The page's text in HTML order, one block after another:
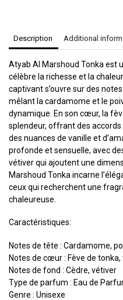
Description Additional
Atyab Al Marshoud Tonka est
célèbre la richesse et la
captivant s’ouvre sur des
mêlant la cardamome et le
dynamique. En son cœur, la
splendeur, offrant des
des nuances de vanille et
profonde et sensuelle, avec
vétiver qui ajoutent une
Marshoud Tonka incarne
ceux qui recherchent une
chaleureuse.
Caractéristiques:
Notes de tête : Cardamome,
Notes de cœur : Fève de
Notes de fond : Cèdre, vétiver
Type de parfum : Eau de
Genre : Unisexe